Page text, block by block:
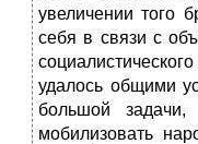
увеличении того
себя в связи с
удалось общими
большой
мобилизовать